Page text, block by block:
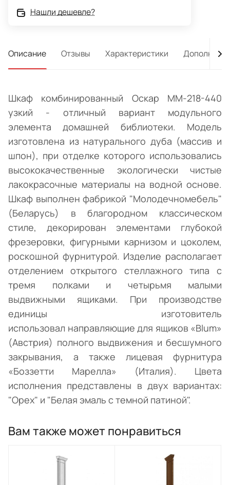
Нашли дешевле?
Описание Отзывы Характеристики
Шкаф комбинированный Оскар ММ-218-440
узкий - отличный вариант модульного
элемента домашней библиотеки. Модель
изготовлена из натурального дуба (массив и
шпон), при отделке которого использовались
высококачественные экологически чистые
лакокрасочные материалы на водной основе.
Шкаф выполнен фабрикой "Молодечномебель"
(Беларусь) в благородном классическом
стиле, декорирован элементами глубокой
фрезеровки, фигурными карнизом и цоколем,
роскошной фурнитурой. Изделие располагает
отделением открытого стеллажного типа с
тремя полками и четырьмя малыми
выдвижными ящиками. При производстве
единицы изготовитель
использовал направляющие для ящиков «Blum»
(Австрия) полного выдвижения и бесшумного
закрывания, а также лицевая фурнитура
«Боззетти Марелла» (Италия). Цвета
исполнения представлены в двух вариантах:
"Орех" и "Белая эмаль с темной патиной".
Вам также может понравиться